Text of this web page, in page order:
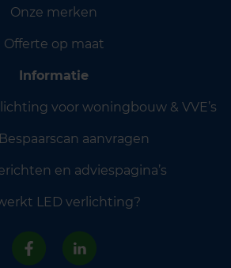
Onze merken
Offerte op maat
Informatie
voor woningbouw & VVE’s
aanvragen
en adviespagina’s
LED verlichting?